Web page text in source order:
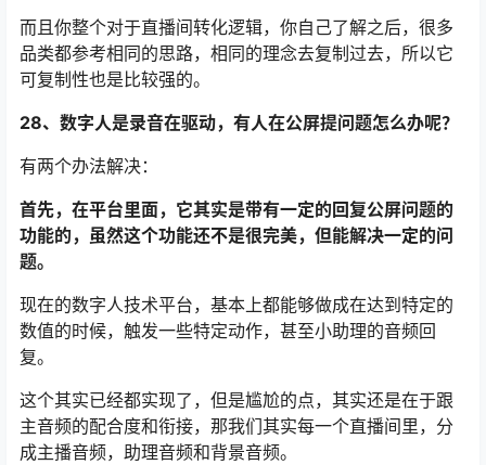
而且你整个对于直播间转化逻辑，你自己了解之后，很多
品类都参考相同的思路，相同的理念去复制过去，所以它
可复制性也是比较强的。
28、数字人是录音在驱动，有人在公屏提问题怎么办呢？
有两个办法解决：
首先，在平台里面，它其实是带有一定的回复公屏问题的
功能的，虽然这个功能还不是很完美，但能解决一定的问
题。
现在的数字人技术平台，基本上都能够做成在达到特定的
数值的时候，触发一些特定动作，甚至小助理的音频回
复。
这个其实已经都实现了，但是尴尬的点，其实还是在于跟
主音频的配合度和衔接，那我们其实每一个直播间里，分
成主播音频，助理音频和背景音频。